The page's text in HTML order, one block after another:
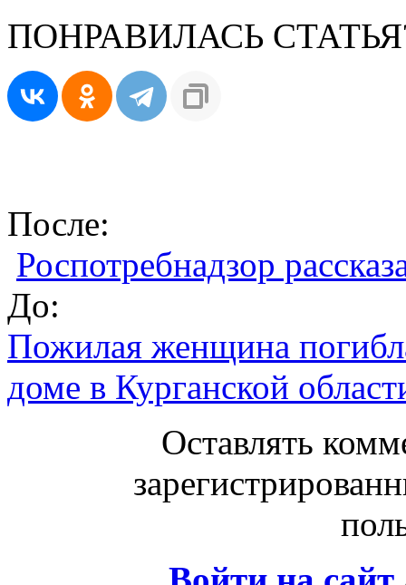
ПОНРАВИЛАСЬ
После:
Роспотребнадзор
До:
Пожилая женщина
доме в Курганской
Оставлять